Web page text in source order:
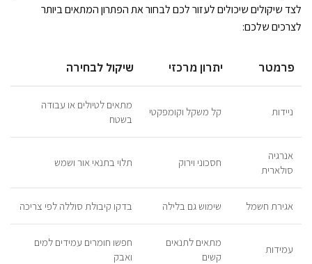
לצד שיקולים שיכולים לעזור לכם לבחור את הפתרון המתאים ביותר
לצרכים שלכם:
פרמטר יתרון מרכזי שיקול לבחירה
ניידות קל משקל וקומפקטי
מתאים לטיולים או עבודה
בשטח
אנרגיה
סולארית
חסכוני וירוק תלוי בתנאי אור ושמש
אגירת חשמל שימוש גם בלילה בדקו קיבולת סוללה לפי צריכה
עמידות
מתאים לתנאים
קשים
חפשו חומרים עמידים למים
ואבק